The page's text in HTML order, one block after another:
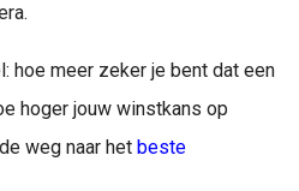
hoe meer zeker je bent dat een
hoger jouw winstkans op
weg naar het beste